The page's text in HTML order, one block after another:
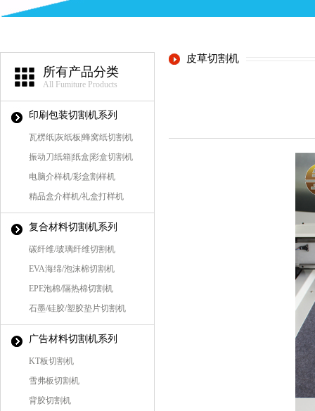
所有产品分类
All Fumiture Products
印刷包装切割机系列
瓦楞纸|灰纸板|蜂窝纸切割机
振动刀纸箱|纸盒|彩盒切割机
电脑介样机/彩盒割样机
精品盒介样机/礼盒打样机
复合材料切割机系列
碳纤维/玻璃纤维切割机
EVA海绵/泡沫棉切割机
EPE泡棉/隔热棉切割机
石墨/硅胶/塑胶垫片切割机
广告材料切割机系列
KT板切割机
雪弗板切割机
背胶切割机
皮草切割机